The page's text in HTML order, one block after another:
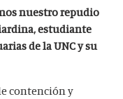
nuestro repudio
estudiante
de la UNC y su
contención y